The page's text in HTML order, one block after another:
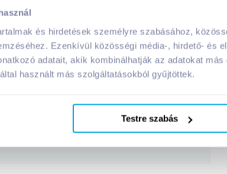
és hirdetések személyre szabásához,
Ezenkívül közösségi média-, hirdető- és
adatait, akik kombinálhatják az adatokat
használt más szolgáltatásokból gyűjtöttek.
Testre szabás
ízűtermék összetevői: